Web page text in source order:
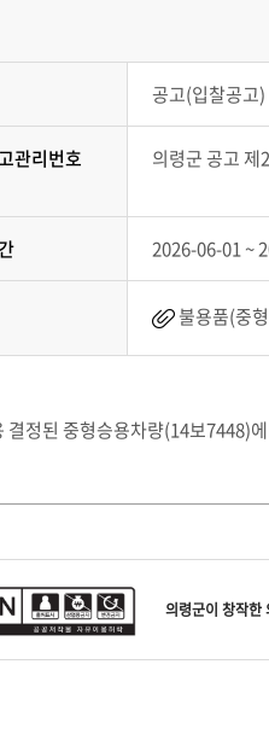
공고(입찰공고)
관리번호 의령군 공고 제
2026-06-01 ~
불용품(중
결정된 중형승용차량(14보7448)
의령군이 창작한